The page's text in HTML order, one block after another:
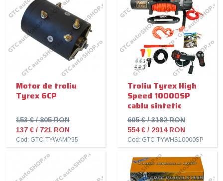
Motor de troliu
Tyrex 6CP
153 € / 805 RON
137 € / 721 RON
Cod: GTC-TYWAMP95
Troliu Tyrex High
Speed 10000SP
cablu sintetic
605 € / 3182 RON
554 € / 2914 RON
Cod: GTC-TYWHS10000SP